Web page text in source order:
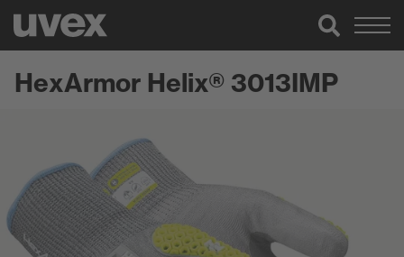
HexArmor Helix® 3013IMP